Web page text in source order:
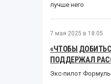
лучше него
7 мая 2025 в 18:05
«ЧТОБЫ
ПОДДЕРЖАЛ
Экс-пилот